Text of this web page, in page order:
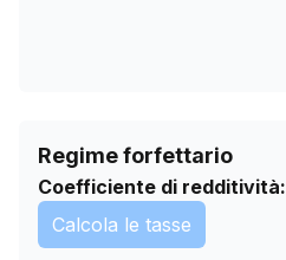
Regime forfettario
Coefficiente di redditività:
Calcola le tasse